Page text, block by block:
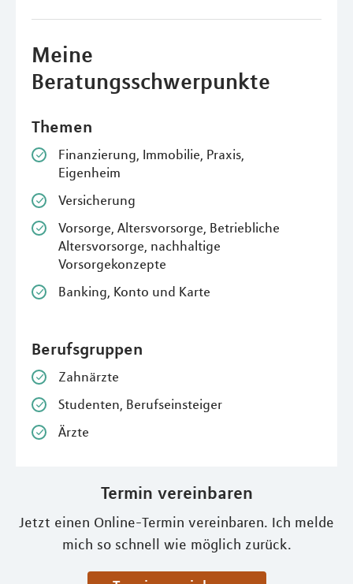
Meine
Beratungsschwerpunkte
Themen
Finanzierung, Immobilie, Praxis,
Eigenheim
Versicherung
Vorsorge, Altersvorsorge, Betriebliche
Altersvorsorge, nachhaltige
Vorsorgekonzepte
Banking, Konto und Karte
Berufsgruppen
Zahnärzte
Studenten, Berufseinsteiger
Ärzte
Termin vereinbaren
Jetzt einen Online-Termin vereinbaren. Ich melde
mich so schnell wie möglich zurück.